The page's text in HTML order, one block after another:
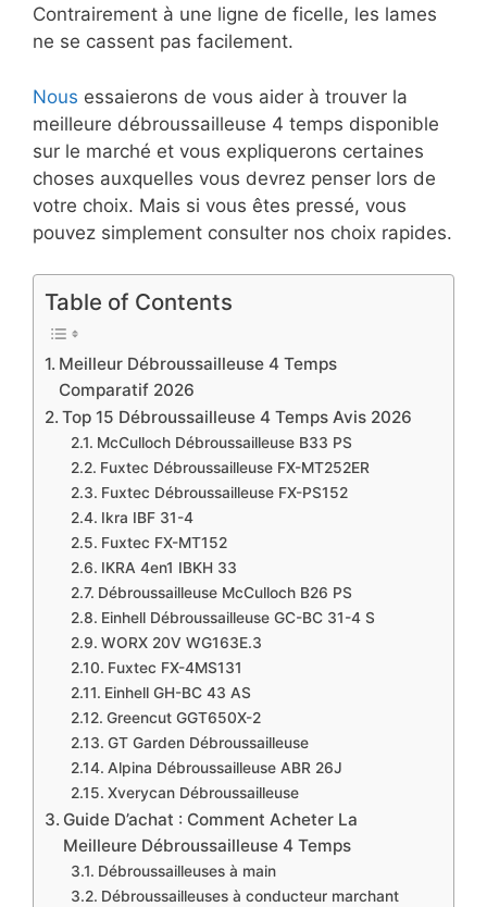
Contrairement à une ligne de ficelle, les lames
ne se cassent pas facilement.
Nous essaierons de vous aider à trouver la
meilleure débroussailleuse 4 temps disponible
sur le marché et vous expliquerons certaines
choses auxquelles vous devrez penser lors de
votre choix. Mais si vous êtes pressé, vous
pouvez simplement consulter nos choix rapides.
Table of Contents
Meilleur Débroussailleuse 4 Temps
Comparatif 2026
Top 15 Débroussailleuse 4 Temps Avis 2026
McCulloch Débroussailleuse B33 PS
Fuxtec Débroussailleuse FX-MT252ER
Fuxtec Débroussailleuse FX-PS152
Ikra IBF 31-4
Fuxtec FX-MT152
IKRA 4en1 IBKH 33
Débroussailleuse McCulloch B26 PS
Einhell Débroussailleuse GC-BC 31-4 S
WORX 20V WG163E.3
Fuxtec FX-4MS131
Einhell GH-BC 43 AS
Greencut GGT650X-2
GT Garden Débroussailleuse
Alpina Débroussailleuse ABR 26J
Xverycan Débroussailleuse
Guide D’achat : Comment Acheter La
Meilleure Débroussailleuse 4 Temps
Débroussailleuses à main
Débroussailleuses à conducteur marchant